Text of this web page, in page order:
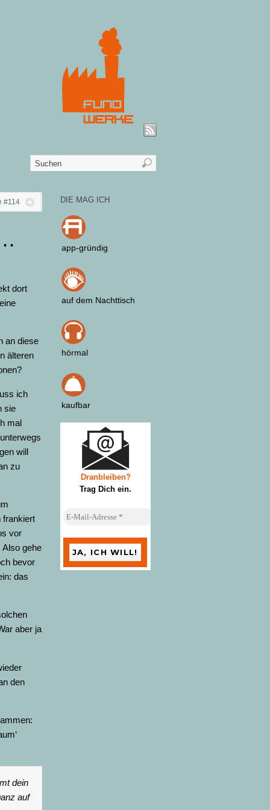
#114
dort
an diese
älteren
ich
sie
mal
will
zu
frankiert
vor
Also gehe
bevor
das
aber ja
den
dein
auf
DIE MAG ICH
app-gründig
auf dem Nachttisch
hörmal
kaufbar
Dranbleiben?
Trag Dich ein.